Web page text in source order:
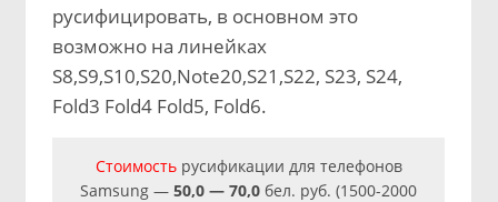
русифицировать, в основном это
возможно на линейках
S8,S9,S10,S20,Note20,S21,S22, S23, S24,
Fold3 Fold4 Fold5, Fold6.
Стоимостьрусификации для телефонов
Samsung — 50,0 — 70,0 бел. руб. (1500-2000